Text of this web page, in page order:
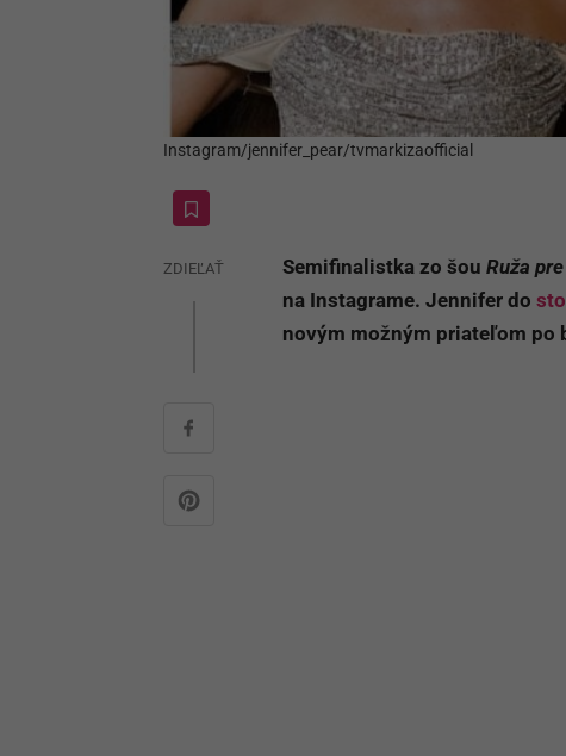
Instagram/jennifer_pear/tvmarkizaofficial
ZDIEĽAŤ Semifinalistka zo šou Ruža
na Instagrame. Jennifer do
novým možným priateľom po